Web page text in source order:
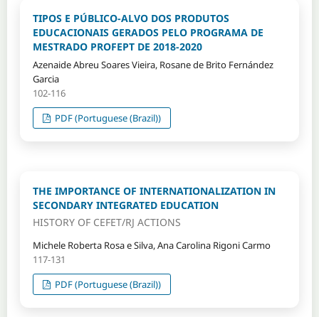
TIPOS E PÚBLICO-ALVO DOS PRODUTOS
EDUCACIONAIS GERADOS PELO PROGRAMA DE
MESTRADO PROFEPT DE 2018-2020
Azenaide Abreu Soares Vieira, Rosane de Brito Fernández
Garcia
102-116
PDF (Portuguese (Brazil))
THE IMPORTANCE OF INTERNATIONALIZATION IN
SECONDARY INTEGRATED EDUCATION
HISTORY OF CEFET/RJ ACTIONS
Michele Roberta Rosa e Silva, Ana Carolina Rigoni Carmo
117-131
PDF (Portuguese (Brazil))